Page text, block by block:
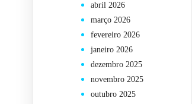
abril 2026
março 2026
fevereiro 2026
janeiro 2026
dezembro 2025
novembro 2025
outubro 2025